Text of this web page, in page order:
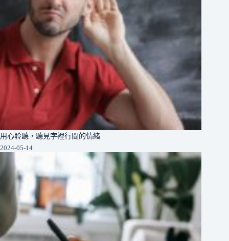
用心聆聽，聽見字裡行間的情緒
2024-05-14